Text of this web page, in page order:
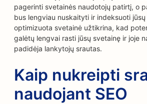
pagerinti svetainės naudotojų patirtį, o
bus lengviau nuskaityti ir indeksuoti
optimizuota svetainė užtikrina, kad
galėtų lengvai rasti jūsų svetainę ir joje
padidėja lankytojų srautas.
Kaip nukreipti
naudojant SEO